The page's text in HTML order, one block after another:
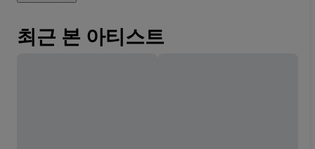
최근 본 아티스트